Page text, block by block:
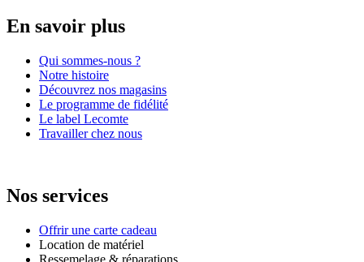
En savoir plus
Qui sommes-nous ?
Notre histoire
Découvrez nos magasins
Le programme de fidélité
Le label Lecomte
Travailler chez nous
Nos services
Offrir une carte cadeau
Location de matériel
Ressemelage & réparations